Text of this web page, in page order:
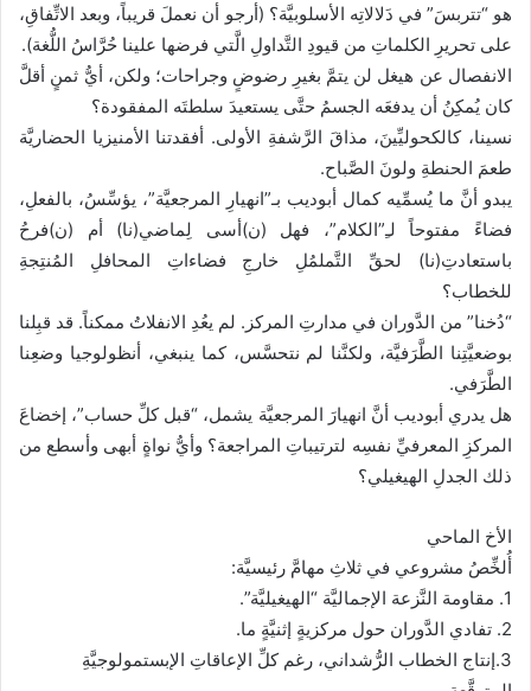
هو “تتربسَ” في دَلالاتِه الأسلوبيَّة؟ (أرجو أن نعملَ قريباً، وبعد الاتِّفاقِ،
على تحريرِ الكلماتِ من قيودِ التَّداولِ الَّتي فرضها علينا حُرَّاسُ اللُّغة).
الانفصال عن هيغل لن يتمَّ بغيرِ رضوضٍ وجراحات؛ ولكن، أيُّ ثمنٍ أقلَّ
كان يُمكِنُ أن يدفعَه الجسمُ حتَّى يستعيدَ سلطتَه المفقودة؟
نسينا، كالكحوليِّينَ، مذاقَ الرَّشفةِ الأولى. أفقدتنا الأمنيزيا الحضاريَّة
طعمَ الحنطةِ ولونَ الصَّباح.
يبدو أنَّ ما يُسمِّيه كمال أبوديب بـ”انهيارِ المرجعيَّة”، يؤسِّسُ، بالفعلِ،
فضاءً مفتوحاً لـِ”الكلام”، فهل (ن)أسى لِماضي(نا) أم (ن)فرحُ
باستعادتِ(نا) لحقِّ التَّملمُلِ خارجِ فضاءاتِ المحافلِ المُنتِجةِ
للخطاب؟
“دُخنا” من الدَّوران في مدارتِ المركز. لم يعُدِ الانفلاتُ ممكناً. قد قبِلنا
بوضعيَّتِنا الطَّرَفيَّة، ولكنَّنا لم نتحسَّس، كما ينبغي، أنظولوجيا وضعِنا
الطَّرَفي.
هل يدري أبوديب أنَّ انهيارَ المرجعيَّة يشمل، “قبل كلِّ حساب”، إخضاعَ
المركزِ المعرفيِّ نفسِه لترتيباتِ المراجعة؟ وأيُّ نواةٍ أبهى وأسطع من
ذلك الجدلِ الهيغيلي؟
الأخ الماحي
أُلخِّصُ مشروعي في ثلاثِ مهامَّ رئيسيَّة:
1. مقاومة النَّزعة الإجماليَّة “الهيغيليَّة”.
2. تفادي الدَّوران حول مركزيةٍ إثنيَّةٍ ما.
3.إنتاج الخطاب الرُّشداني، رغم كلِّ الإعاقاتِ الإبستمولوجيَّةِ